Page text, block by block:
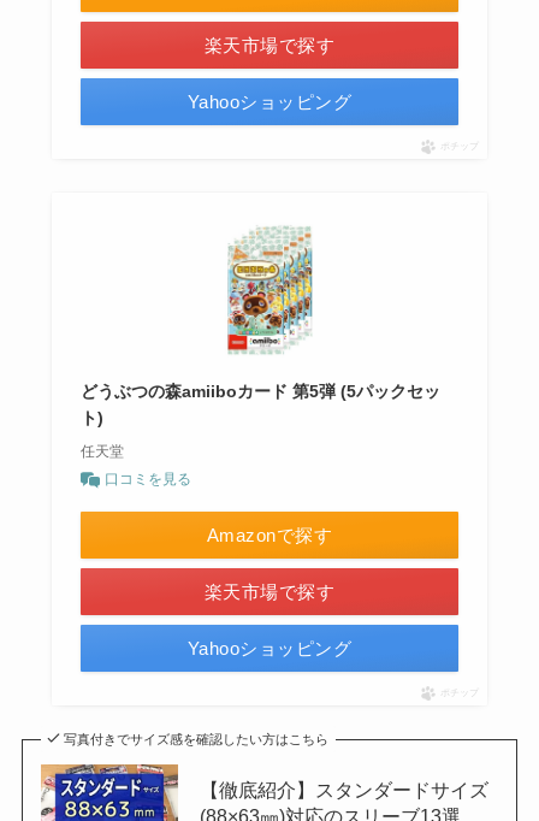
楽天市場で探す
Yahooショッピング
ポチップ
どうぶつの森amiiboカード 第5弾 (5パックセッ
ト)
任天堂
口コミを見る
Amazonで探す
楽天市場で探す
Yahooショッピング
ポチップ
写真付きでサイズ感を確認したい方はこちら
【徹底紹介】スタンダードサイズ
(88×63㎜)対応のスリーブ13選